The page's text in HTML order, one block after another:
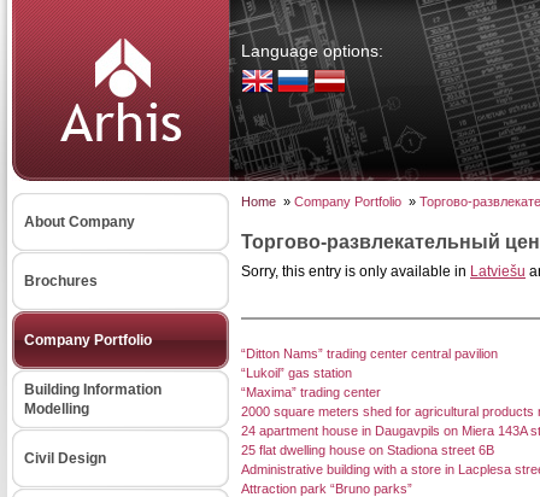
Language options:
About Company
Brochures
Company Portfolio
Building Information
Modelling
Civil Design
Home » Company Portfolio » Торгово-
Торгово-развлекательный
Sorry, this entry is only available in Latviešu
“Ditton Nams” trading center central pavilion
“Lukoil” gas station
“Maxima” trading center
2000 square meters shed for agricultural products
24 apartment house in Daugavpils on Miera 143A
25 flat dwelling house on Stadiona street 6B
Administrative building with a store in Lacplesa
Attraction park “Bruno parks”